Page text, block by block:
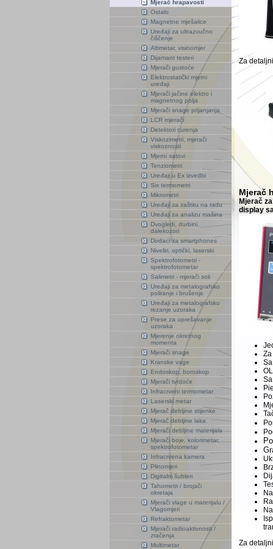
Mjerač hrapavosti
Ostalo
Magnetne mješalice
Uređaji za ultrazvučno
čiščenje
Altimetar, visinomjer
Dijamant testeri
Mjerači gustoće
Elektrostatički mjerni
uređaji
Mjerači jačine elektro i
magnetnog polja
Mjerači snage prijanjanja
LCR mjerači
Detektori curenja
Viskozimetri, mjerači
viskoznosti
Mjerni satovi
Tenziometri
Uređaji u Ex izvedbi
Six termometri
Mikrometri
Uređaji za zaštitu na radu
Uređaji za analizu mašina
Dvogledi, durbini,
dalekozori
Dodaci za smartphones
Niveliri, optički, laserski
Spektrofotometri -
spektrofotometar
Salimetri - mjerači soli
Uređaji za metalografsko
poliranje i brušenje
Uređaji za metalografsko
rezanje uzoraka
Prese za uprešavanje
uzoraka
Mjerenje okretnog
momenta
Mjerači snage
Kranske vage
Endoskop, boroskop
Mjerači tvrdoće
Infracrveni termometar
Laserski metar
Mjerač debljine stijenke
Mjerač debljine laka
Mjerači debljine materijala
Mjerači boje, kolorimetar,
spektrofotometar
Infracrvena kamera
Plinomjeri
Digitalni šubleri
Tahometri / brojači
okretaja
Mjerači vlage u materijalu /
Vlagomjeri
Refraktometar
Mjerači radioaktivnosti /
zračenja
Multimetar
Za
Mjerač
Mjerač
display
Za